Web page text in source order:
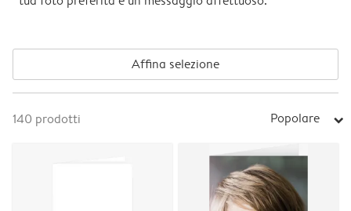
Affina selezione
140 prodotti Popolare arrow_right